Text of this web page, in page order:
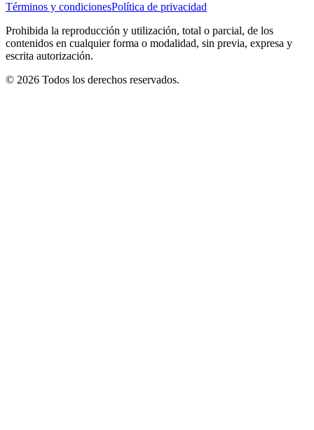
Términos y condicionesPolítica de privacidad
Prohibida la reproducción y utilización, total o parcial, de los
contenidos en cualquier forma o modalidad, sin previa, expresa y
escrita autorización.
© 2026 Todos los derechos reservados.